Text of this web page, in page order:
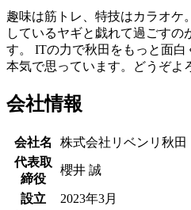
趣味は筋トレ、特技はカラオケ
しているヤギと戯れて過ごすの
す。 ITの力で秋田をもっと面白
本気で思っています。どうぞよ
会社情報
会社名
株式会社リベンリ秋田
代表取
締役
櫻井 誠
設立
2023年3月